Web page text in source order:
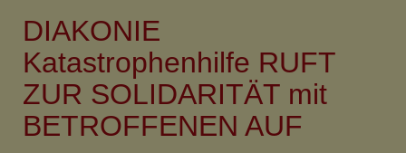
anlässlich
Landessynode
Pfarrer
Nawi
DIAKONIE
Katastrophenhilfe RUFT
ZUR SOLIDARITÄT mit
BETROFFENEN AUF